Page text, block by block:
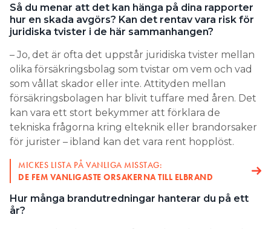
Så du menar att det kan hänga på dina rapporter
hur en skada avgörs? Kan det rentav vara risk för
juridiska tvister i de här sammanhangen?
– Jo, det är ofta det uppstår juridiska tvister mellan
olika försäkringsbolag som tvistar om vem och vad
som vållat skador eller inte. Attityden mellan
försäkringsbolagen har blivit tuffare med åren. Det
kan vara ett stort bekymmer att förklara de
tekniska frågorna kring elteknik eller brandorsaker
för jurister – ibland kan det vara rent hopplöst.
MICKES LISTA PÅ VANLIGA MISSTAG:
DE FEM VANLIGASTE ORSAKERNA TILL ELBRAND
Hur många brandutredningar hanterar du på ett
år?